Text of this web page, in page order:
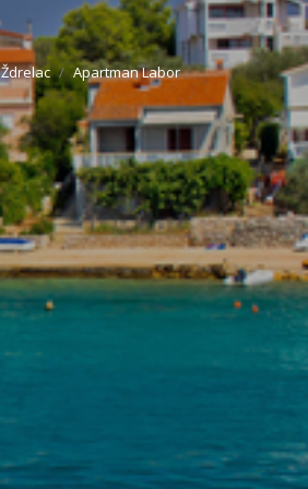
Ždrelac Apartman Labor